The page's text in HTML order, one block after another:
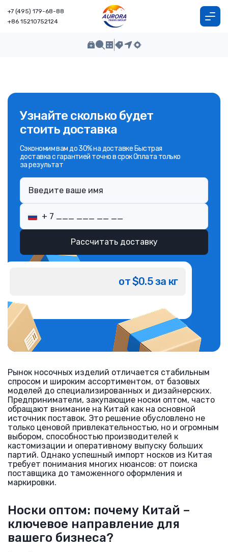
+7 (495) 179-68-88
+86 15210752124
Узнайте сколько будет
стоить доставка
Сэкономим вам до 30% на доставке Быстрая
доставка с гарантией точно в срок Оплата только
за результат
Рассчитать доставку
от $0.5 за кг
Рынок носочных изделий отличается стабильным
спросом и широким ассортиментом, от базовых
моделей до специализированных и дизайнерских.
Предприниматели, закупающие носки оптом, часто
обращают внимание на Китай как на основной
источник поставок. Это решение обусловлено не
только ценовой привлекательностью, но и огромным
выбором, способностью производителей к
кастомизации и оперативному выпуску больших
партий. Однако успешный импорт носков из Китая
требует понимания многих нюансов: от поиска
поставщика до таможенного оформления и
маркировки.
Носки оптом: почему Китай –
ключевое направление для
вашего бизнеса?